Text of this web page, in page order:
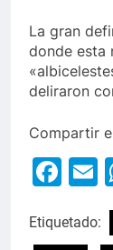
La gran
donde esta
deliraron
Compartir
Etiquetado: